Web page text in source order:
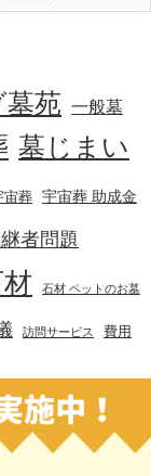
墓苑 一般墓
墓じまい
宙葬 宇宙葬 助成金
者問題
石材 ペットのお墓
訪問サービス 費用